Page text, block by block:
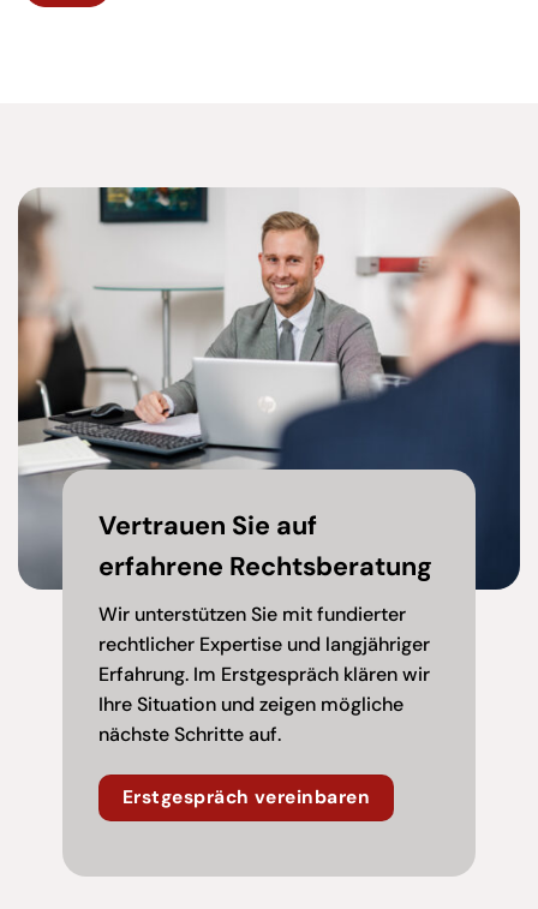
Vertrauen Sie auf
erfahrene Rechtsberatung
Wir unterstützen Sie mit fundierter
rechtlicher Expertise und langjähriger
Erfahrung. Im Erstgespräch klären wir
Ihre Situation und zeigen mögliche
nächste Schritte auf.
Erstgespräch vereinbaren